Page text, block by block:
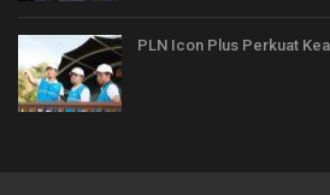
PLN Icon Plus Perkuat